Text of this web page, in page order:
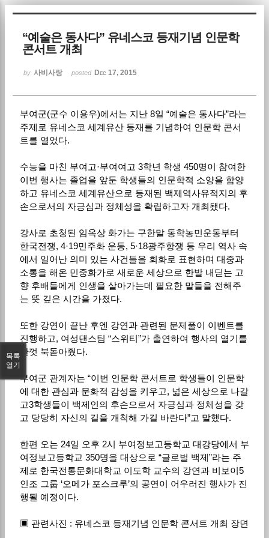
“예술은 동사다” 유네스코 등재기념 인문학
콘서트 개최
by 사비사랑 posted Dec 17, 2015
부여군(군수 이용우)에서는 지난 8일 “예술은 동사다”라는
주제로 유네스코 세계유산 등재를 기념하여 인문학 콘서
트를 열었다.
수능을 마친 부여고·부여여고 3학년 학생 450명이 참여한
이번 행사는 졸업을 앞둔 학생들의 인문학적 소양을 함양
하고 유네스코 세계유산으로 등재된 백제역사유적지의 후
손으로서의 자긍심과 정체성을 확립하고자 개최됐다.
강사로 초청된 임옥상 화가는 구한말 동학농민운동부터
한국전쟁, 4·19민주화 운동, 5·18광주항쟁 등 우리 역사 속
에서 일어난 의미 있는 사건들을 회화로 표현하며 대중과
소통을 해온 민중화가로 새로운 세상으로 한발 내딛는 고
향 후배들에게 인생을 살아가는데 필요한 말들을 전해주
는 뜻 깊은 시간을 가졌다.
또한 강연이 끝난 후엔 강연과 관련된 문제풀이 이벤트를
진행하고, 여성댄스팀 “스위티”가 출연하여 행사의 열기를
한껏 북돋아줬다.
부여군 관계자는 “이번 인문학 콘서트로 학생들이 인문학
에 대한 관심과 문화적 감성을 키우고, 넓은 세상으로 나갈
고3학생들이 백제인의 후손으로서 자긍심과 정체성을 갖
고 당당히 자신의 길을 개척해 가길 바란다”고 말했다.
한편 오는 24일 오후 2시 부여정보고등학교 대강당에서 부
여정보고등학교 350명을 대상으로 “글로벌 백제”라는 주
제로 한국전통문화대학교 이도학 교수의 강연과 비보이5
인조 그룹 ‘오메가 포스크루’의 공연이 어우러진 행사가 진
행될 예정이다.
▣ 관련사진 : 유네스코 등재기념 인문학 콘서트 개최 장면
목록
열기
Sketchbook5, 스케치북5
Sketchbook5, 스케치북5